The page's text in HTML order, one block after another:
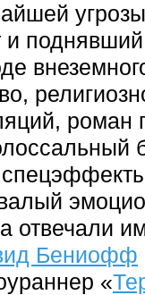
и
роман
отвечали
Бениофф
«